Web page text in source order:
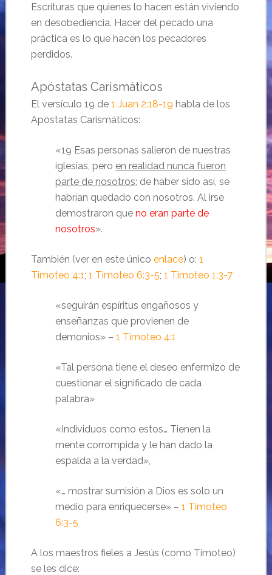
Escrituras que quienes lo hacen están viviendo
en desobediencia. Hacer del pecado una
práctica es lo que hacen los pecadores
perdidos.
Apóstatas Carismáticos
El versículo 19 de 1 Juan 2:18-19 habla de los
Apóstatas Carismáticos:
«19 Esas personas salieron de nuestras
iglesias, pero en realidad nunca fueron
parte de nosotros; de haber sido así, se
habrían quedado con nosotros. Al irse
demostraron que no eran parte de
nosotros».
También (ver en este único enlace) o: 1
Timoteo 4:1 ; 1 Timoteo 6:3-5; 1 Timoteo 1:3-7
«seguirán espíritus engañosos y
enseñanzas que provienen de
demonios» – 1 Timoteo 4:1
«Tal persona tiene el deseo enfermizo de
cuestionar el significado de cada
palabra»
«Individuos como estos… Tienen la
mente corrompida y le han dado la
espalda a la verdad»,
«… mostrar sumisión a Dios es solo un
medio para enriquecerse» – 1 Timoteo
6:3-5
A los maestros fieles a Jesús (como Timoteo)
se les dice: